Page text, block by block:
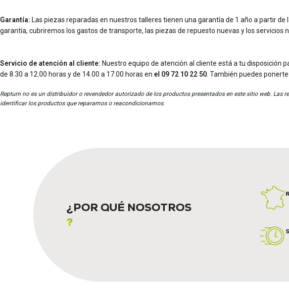
Garantía: Las piezas reparadas en nuestros talleres tienen una garantía de 1 año a partir
garantía, cubriremos los gastos de transporte, las piezas de repuesto nuevas y los servicios
Servicio de atención al cliente: Nuestro equipo de atención al cliente está a tu disposición
de 8.30 a 12.00 horas y de 14.00 a 17.00 horas en el 09 72 10 22 50 . También puedes
Repturn no es un distribuidor o revendedor autorizado de los productos presentados en este sitio web.
identificar los productos que reparamos o reacondicionamos.
¿POR QUÉ NOSOTROS
?